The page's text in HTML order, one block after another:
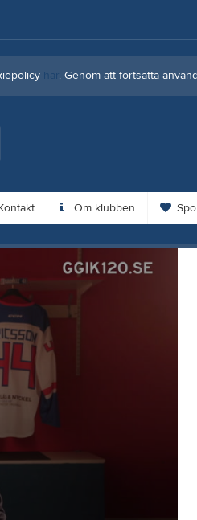
här. Genom att fortsätta
Om klubben